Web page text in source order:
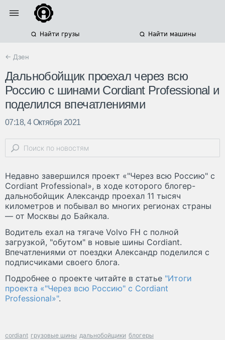
Найти грузы Найти машины
← Дзен
Дальнобойщик проехал через всю
Россию с шинами Cordiant Professional и
поделился впечатлениями
07:18, 4 Октября 2021
Недавно завершился проект «"Через всю Россию" с
Cordiant Professional», в ходе которого блогер-
дальнобойщик Александр проехал 11 тысяч
километров и побывал во многих регионах страны
— от Москвы до Байкала.
Водитель ехал на тягаче Volvo FH с полной
загрузкой, "обутом" в новые шины Cordiant.
Впечатлениями от поездки Александр поделился с
подписчиками своего блога.
Подробнее о проекте читайте в статье "Итоги
проекта «"Через всю Россию" с Cordiant
Professional»".
cordiant грузовые шины дальнобойщики блогеры